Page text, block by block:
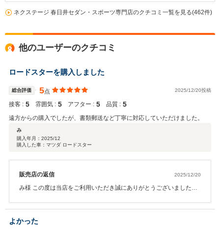
ネクステージ 春日井セダン・スポーツ専門店のクチコミ一覧を見る(462件)
他のユーザーのクチコミ
ロードスターを購入しました
総合評価 5点 2025/12/20投稿
接客 : 5 雰囲気 : 5 アフター : 5 品質 : 5
遠方からの購入でしたが、書類郵送など丁寧に対応していただけました。
み
購入年月： 2025/12
購入した車：マツダ ロードスター
販売店の返信 2025/12/20
み様 この度は当店をご利用いただき誠にありがとうございました。
よかった